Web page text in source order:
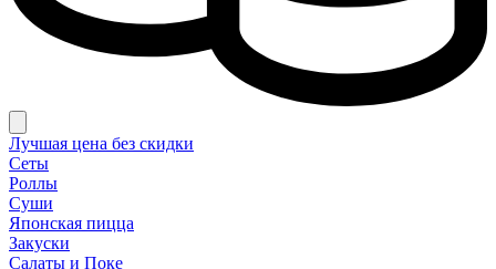
Лучшая цена без скидки
Сеты
Роллы
Суши
Японская пицца
Закуски
Салаты и Поке